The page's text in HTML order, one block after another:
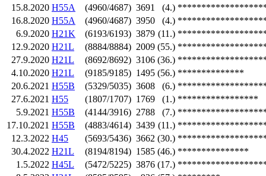
15.8.2020 H55A (4960/4687) 3691 (4.)
16.8.2020 H55A (4960/4687) 3950 (4.)
6.9.2020 H21K (6193/6193) 3879 (11.)
12.9.2020 H21L (8884/8884) 2009 (55.)
27.9.2020 H21L (8692/8692) 3106 (36.)
4.10.2020 H21L (9185/9185) 1495 (56.) **************
20.6.2021 H55B (5329/5035) 3608 (6.)
27.6.2021 H55 (1807/1707) 1769 (1.) *****************
5.9.2021 H55B (4144/3916) 2788 (7.)
17.10.2021 H55B (4883/4614) 3439 (11.)
12.3.2022 H45 (5693/5436) 3662 (30.)
30.4.2022 H21L (8194/8194) 1585 (46.) ***************
1.5.2022 H45L (5472/5225) 3876 (17.)